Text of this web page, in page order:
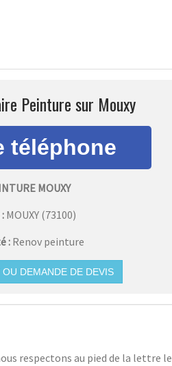
Peinture sur Mouxy
MOUXY
MOUXY(73100)
: Renov peinture
DEMANDE DE DEVIS
respectons au pied de la lettre